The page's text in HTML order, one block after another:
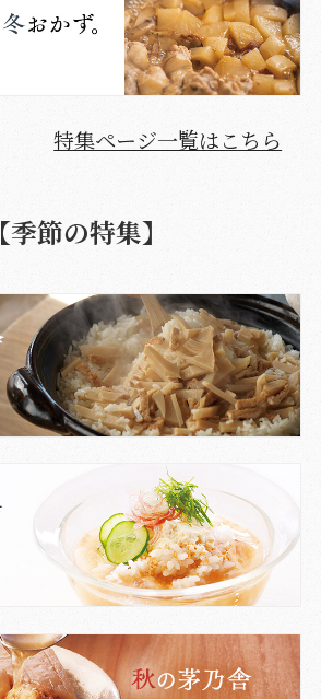
特集ページ一覧はこちら
【季節の特集】